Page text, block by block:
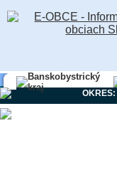
Banskobystrický
kraj
OKRES: